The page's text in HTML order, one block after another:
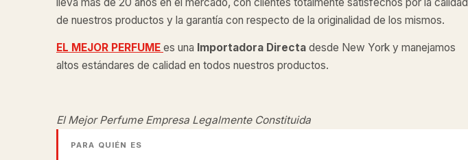
de nuestros productos y la garantía con respecto de la originalidad de los mismos.
EL MEJOR PERFUME es una Importadora Directa desde New York y manejamos
altos estándares de calidad en todos nuestros productos.
El Mejor Perfume Empresa Legalmente Constituida
PARA QUIÉN ES